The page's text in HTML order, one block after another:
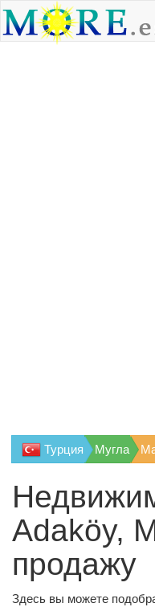
Турция Мугла
Adaköy,
продажу
Здесь вы можете